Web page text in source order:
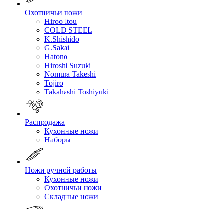
Охотничьи ножи
Hiroo Itou
COLD STEEL
K.Shishido
G.Sakai
Hatono
Hiroshi Suzuki
Nomura Takeshi
Tojiro
Takahashi Toshiyuki
Распродажа
Кухонные ножи
Наборы
Ножи ручной работы
Кухонные ножи
Охотничьи ножи
Складные ножи